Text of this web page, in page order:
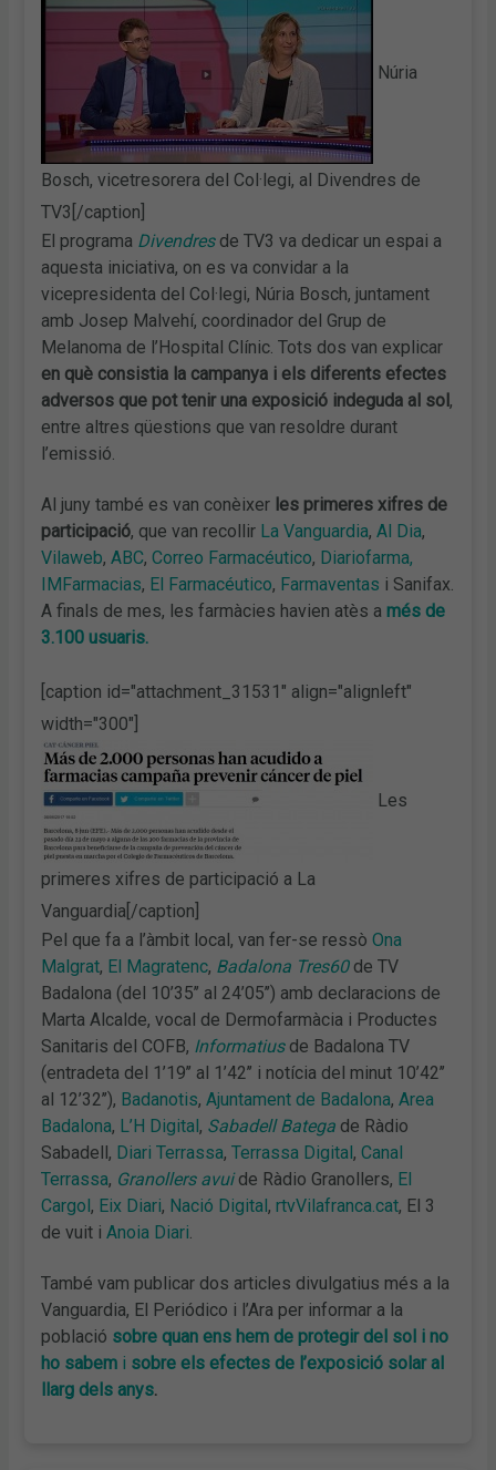
Núria
Bosch, vicetresorera del Col·legi, al Divendres de
TV3[/caption]
El programa Divendresde TV3 va dedicar un espai a
aquesta iniciativa, on es va convidar a la
vicepresidenta del Col·legi, Núria Bosch, juntament
amb Josep Malvehí, coordinador del Grup de
Melanoma de l’Hospital Clínic. Tots dos van explicar
en què consistia la campanya i els diferents efectes
adversos que pot tenir una exposició indeguda al sol,
entre altres qüestions que van resoldre durant
l’emissió.
Al juny també es van conèixer les primeres xifres de
participació, que van recollir La Vanguardia,Al Dia,
Vilaweb,ABC,Correo Farmacéutico, Diariofarma,
IMFarmacias, El Farmacéutico, Farmaventas i Sanifax.
A finals de mes, les farmàcies havien atès a més de
3.100 usuaris.
[caption id="attachment_31531" align="alignleft"
width="300"]
Les
primeres xifres de participació a La
Vanguardia[/caption]
Pel que fa a l’àmbit local, van fer-se ressòOna
Malgrat, El Magratenc, Badalona Tres60de TV
Badalona (del 10’35’’ al 24’05’’) amb declaracions de
Marta Alcalde, vocal de Dermofarmàcia i Productes
Sanitaris del COFB, Informatiusde Badalona TV
(entradeta del 1’19’’ al 1’42’’ i notícia del minut 10’42’’
al 12’32’’), Badanotis,Ajuntament de Badalona,Area
Badalona, L’H Digital, Sabadell Batega de Ràdio
Sabadell, Diari Terrassa,Terrassa Digital,Canal
Terrassa, Granollers avuide Ràdio Granollers, El
Cargol, Eix Diari, Nació Digital,rtvVilafranca.cat, El 3
de vuit iAnoia Diari
També vam publicar dos articles divulgatius més a la
Vanguardia, El Periódico i l’Ara per informar a la
població sobre quan ens hem de protegir del sol i no
ho sabem i sobre els efectes de l’exposició solar al
llarg dels anys.